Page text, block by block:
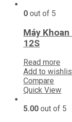
0 out of 5
Máy Khoan
12S
Read more
Add to
Compare
Quick View
5.00 out of 5